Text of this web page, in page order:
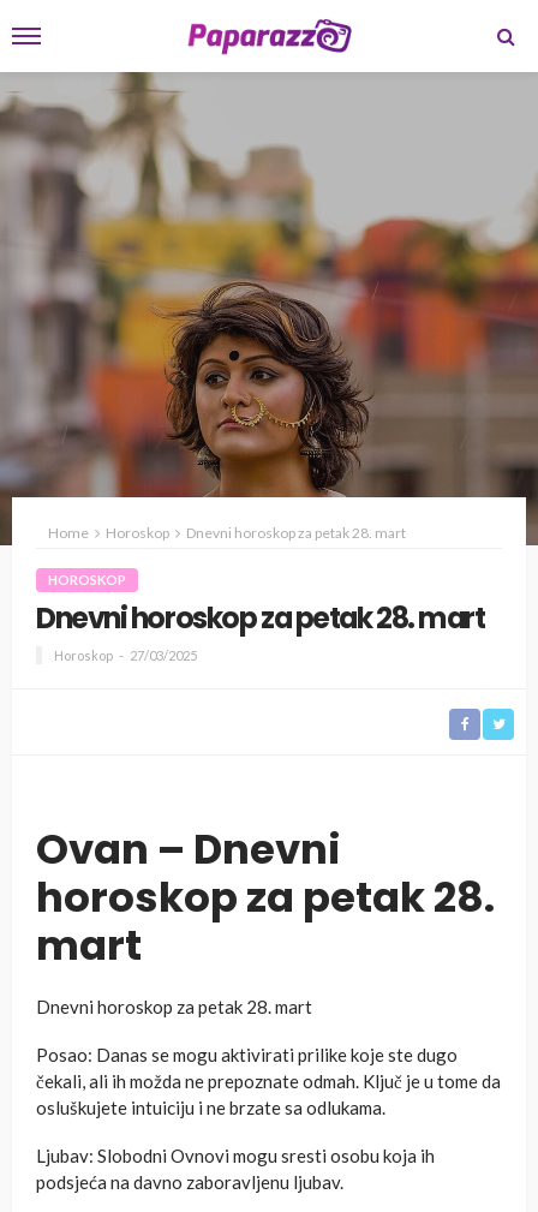
Home Horoskop Dnevni horoskop za petak 28. mart
HOROSKOP
Dnevni horoskop za petak 28. mart
Horoskop 27/03/2025
Ovan – Dnevni
horoskop za petak 28.
mart
Dnevni horoskop za petak 28. mart
Posao: Danas se mogu aktivirati prilike koje ste dugo
čekali, ali ih možda ne prepoznate odmah. Ključ je u tome da
osluškujete intuiciju i ne brzate sa odlukama.
Ljubav: Slobodni Ovnovi mogu sresti osobu koja ih
podsjeća na davno zaboravljenu ljubav.